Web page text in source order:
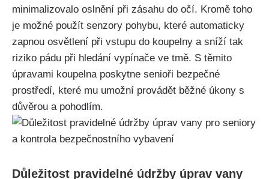
minimalizovalo oslnění při zásahu do očí. Kromě toho
je možné použít senzory pohybu, které automaticky
zapnou osvětlení při vstupu do koupelny a sníží tak
riziko pádu při hledání vypínače ve tmě. S těmito
úpravami koupelna poskytne senioři bezpečné
prostředí, které mu umožní provádět běžné úkony s
důvěrou a pohodlím.
Důležitost pravidelné údržby úprav vany